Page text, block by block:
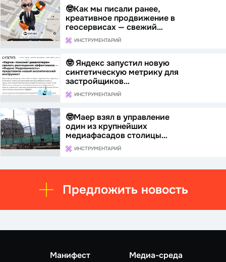
🤓Как мы писали ранее,
креативное продвижение в
геосервисах — свежий…
ИНСТРУМЕНТАРИЙ
🤓 Яндекс запустил новую
синтетическую метрику для
застройщиков…
ИНСТРУМЕНТАРИЙ
🤓Маер взял в управление
один из крупнейших
медиафасадов столицы…
ИНСТРУМЕНТАРИЙ
Предложить новость
Манифест Медиа-среда